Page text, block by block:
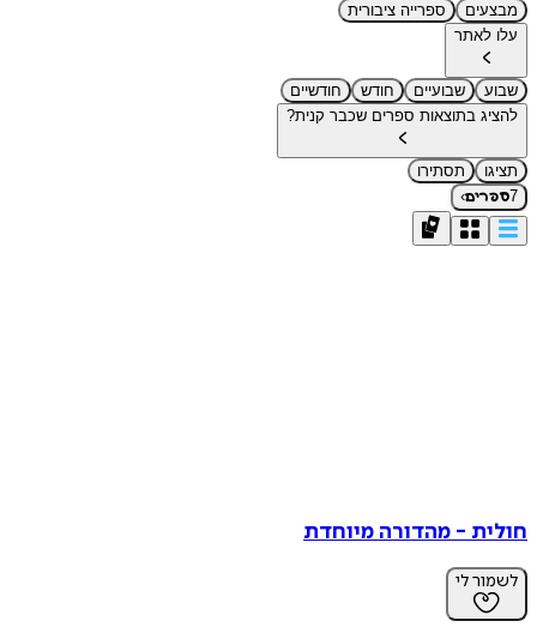
מבצעים
ספרייה ציבורית
עלו לאתר
שבוע שבועיים חודש
חודשיים
להציג בתוצאות ספרים שכבר קנית?
תציגו
תסתירו
7ספרים›
חולית - מהדורה מיוחדת
לשמור לי